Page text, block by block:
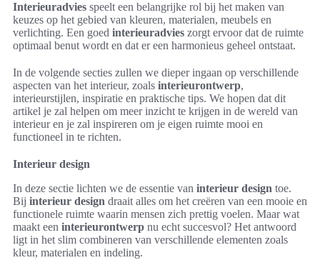
Interieuradvies speelt een belangrijke rol bij het maken van
keuzes op het gebied van kleuren, materialen, meubels en
verlichting. Een goed interieuradvies zorgt ervoor dat de ruimte
optimaal benut wordt en dat er een harmonieus geheel ontstaat.
In de volgende secties zullen we dieper ingaan op verschillende
aspecten van het interieur, zoals interieurontwerp,
interieurstijlen, inspiratie en praktische tips. We hopen dat dit
artikel je zal helpen om meer inzicht te krijgen in de wereld van
interieur en je zal inspireren om je eigen ruimte mooi en
functioneel in te richten.
Interieur design
In deze sectie lichten we de essentie van interieur design toe.
Bij interieur design draait alles om het creëren van een mooie en
functionele ruimte waarin mensen zich prettig voelen. Maar wat
maakt een interieurontwerp nu echt succesvol? Het antwoord
ligt in het slim combineren van verschillende elementen zoals
kleur, materialen en indeling.